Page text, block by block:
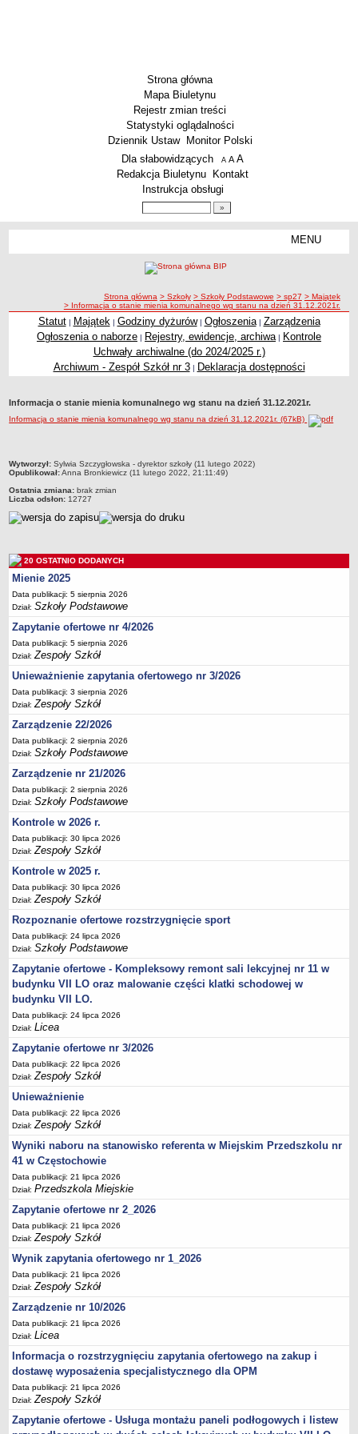
Strona główna
Mapa Biuletynu
Rejestr zmian treści
Statystyki oglądalności
Dziennik Ustaw
Monitor Polski
Menu dodatkowe
Dla słabowidzących A pomniejsz czcionkę
A standardowy rozmiar czcionki
A
Redakcja Biuletynu
Kontakt
Instrukcja obsługi
MENU
Zespoły Szkół
Techniczne Zakłady Naukowe
Przedszkola Miejskie
Zlikwidowane gimnazja
SPECJALNE OŚRODKI SZKOLNO-WYCHOWAWCZE
Specjalny Ośrodek nr 1
Specjalny Ośrodek nr 5
BURSA MIEJSKA
Statut
Majątek
Godziny dyżurów
Ogłoszenie
Zarządzenia
Kontrole
Rejestry, ewidencje, archiwa
Sprawozdania
Deklaracja dostępności
PORADNIE PSYCHOLOGICZNO-PEDAGOGICZNE
Zespół Poradni
Dane podstawowe
Statut
Majątek
Godziny dyżurów
Ogłoszenia
Zarządzenia
Rejestry, ewidencje, archiwa
Kontrole
PONOWNE WYKORZYSTYWANIE
Sprawozdania
Deklaracja dostępności
DEKLARACJA DOSTĘPNOŚCI
OŚWIADCZENIA MAJĄTKOWE
PONOWNE WYKORZYSTYWANIE
UDOSTĘPNIANIE INFORMACJI PUBLICZNEJ
OCHRONA DANYCH OSOBOWYCH
ścieżka nawigacji
Strona główna > Szkoły > Szkoły Podstawowe > sp27 > Majątek
> Informacja o stanie mienia komunalnego wg stanu na dzień 31.12.2021r.
Statut| Majątek | Godziny dyżurów| Ogłoszenia| Zarządzenia
Ogłoszenia o naborze | Rejestry, ewidencje, archiwa | Kontrole
Uchwały archiwalne (do 2024/2025 r.)
Archiwum - Zespół Szkół nr 3| Deklaracja dostępności
Informacja o stanie mienia komunalnego wg stanu na dzień 31.12.2021r.
Informacja o stanie mienia komunalnego wg stanu na dzień 31.12.2021r. (67kB)
metryczka
Wytworzył: Sylwia Szczygłowska - dyrektor szkoły (11 lutego 2022)
Opublikował:Anna Bronkiewicz (11 lutego 2022, 21:11:49)
Ostatnia zmiana: brak zmian
Liczba odsłon: 12727
20 OSTATNIO DODANYCH
Mienie 2025
Data publikacji: 5 sierpnia 2026
Dział:Szkoły Podstawowe
Zapytanie ofertowe nr 4/2026
Data publikacji: 5 sierpnia 2026
Dział:Zespoły Szkół
Unieważnienie zapytania ofertowego nr 3/2026
Data publikacji: 3 sierpnia 2026
Dział:Zespoły Szkół
Zarządzenie 22/2026
Data publikacji: 2 sierpnia 2026
Dział:Szkoły Podstawowe
Zarządzenie nr 21/2026
Data publikacji: 2 sierpnia 2026
Dział:Szkoły Podstawowe
Kontrole w 2026 r.
Data publikacji: 30 lipca 2026
Dział:Zespoły Szkół
Kontrole w 2025 r.
Data publikacji: 30 lipca 2026
Dział:Zespoły Szkół
Rozpoznanie ofertowe rozstrzygnięcie sport
Data publikacji: 24 lipca 2026
Dział:Szkoły Podstawowe
Zapytanie ofertowe - Kompleksowy remont sali lekcyjnej nr 11 w
budynku VII LO oraz malowanie części klatki schodowej w
budynku VII LO.
Data publikacji: 24 lipca 2026
Dział:Licea
Zapytanie ofertowe nr 3/2026
Data publikacji: 22 lipca 2026
Dział:Zespoły Szkół
Unieważnienie
Data publikacji: 22 lipca 2026
Dział:Zespoły Szkół
Wyniki naboru na stanowisko referenta w Miejskim Przedszkolu nr
41 w Częstochowie
Data publikacji: 21 lipca 2026
Dział:Przedszkola Miejskie
Zapytanie ofertowe nr 2_2026
Data publikacji: 21 lipca 2026
Dział:Zespoły Szkół
Wynik zapytania ofertowego nr 1_2026
Data publikacji: 21 lipca 2026
Dział:Zespoły Szkół
Zarządzenie nr 10/2026
Data publikacji: 21 lipca 2026
Dział:Licea
Informacja o rozstrzygnięciu zapytania ofertowego na zakup i
dostawę wyposażenia specjalistycznego dla OPM
Data publikacji: 21 lipca 2026
Dział:Zespoły Szkół
Zapytanie ofertowe - Usługa montażu paneli podłogowych i listew